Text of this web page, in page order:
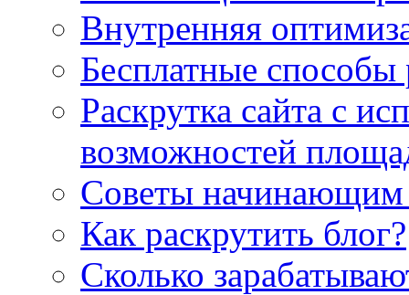
Внутренняя
Бесплатные способы
Раскрутка сайта с
возможностей
Советы начинающим
Как раскрутить блог?
Cколько